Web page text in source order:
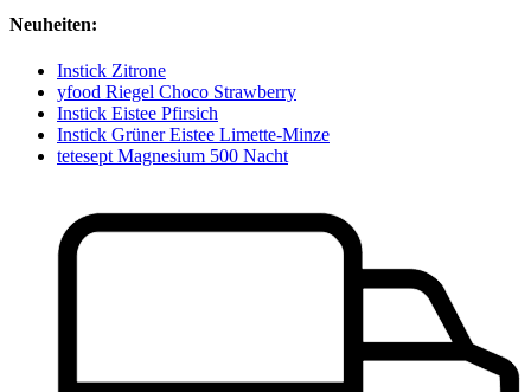
Neuheiten:
Instick Zitrone
yfood Riegel Choco Strawberry
Instick Eistee Pfirsich
Instick Grüner Eistee Limette-Minze
tetesept Magnesium 500 Nacht